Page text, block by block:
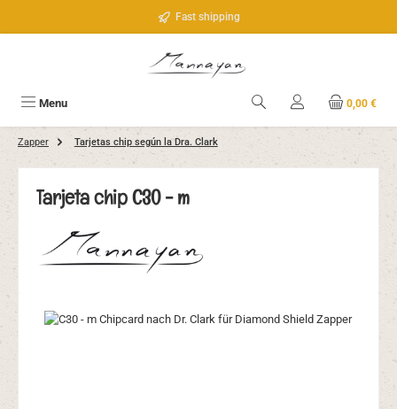
Fast shipping
Menu 0,00 €
Zapper Tarjetas chip según la Dra. Clark
Tarjeta chip C30 - m
Omitir galería de imágenes